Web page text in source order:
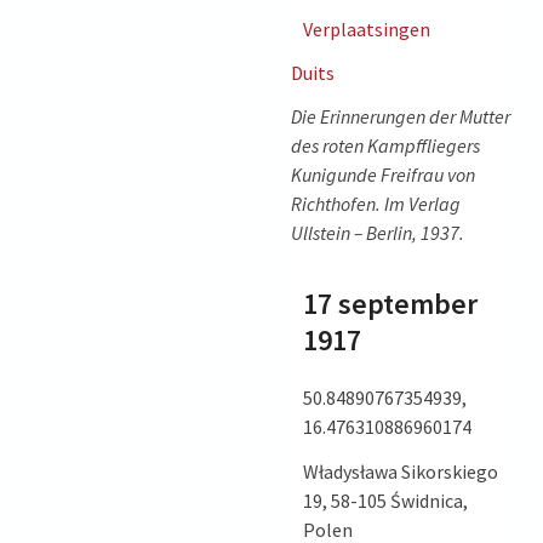
Verplaatsingen
Duits
Die Erinnerungen der Mutter
des roten Kampffliegers
Kunigunde Freifrau von
Richthofen. Im Verlag
Ullstein – Berlin, 1937.
17 september
1917
50.84890767354939,
16.476310886960174
Władysława Sikorskiego
19, 58-105 Świdnica,
Polen